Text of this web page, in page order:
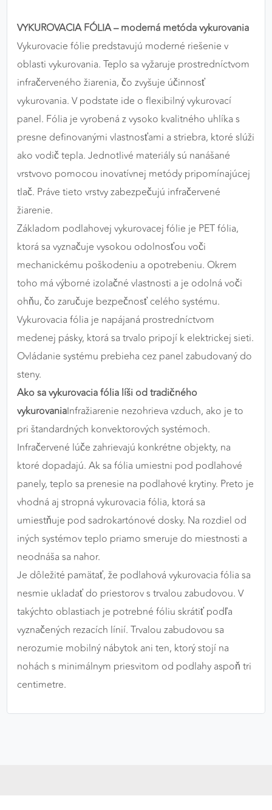
VYKUROVACIA FÓLIA – moderná metóda vykurovania
Vykurovacie fólie predstavujú moderné riešenie v
oblasti vykurovania. Teplo sa vyžaruje prostredníctvom
infračerveného žiarenia, čo zvyšuje účinnosť
vykurovania. V podstate ide o flexibilný vykurovací
panel. Fólia je vyrobená z vysoko kvalitného uhlíka s
presne definovanými vlastnosťami a striebra, ktoré slúži
ako vodič tepla. Jednotlivé materiály sú nanášané
vrstvovo pomocou inovatívnej metódy pripomínajúcej
tlač. Práve tieto vrstvy zabezpečujú infračervené
žiarenie.
Základom podlahovej vykurovacej fólie je PET fólia,
ktorá sa vyznačuje vysokou odolnosťou voči
mechanickému poškodeniu a opotrebeniu. Okrem
toho má výborné izolačné vlastnosti a je odolná voči
ohňu, čo zaručuje bezpečnosť celého systému.
Vykurovacia fólia je napájaná prostredníctvom
medenej pásky, ktorá sa trvalo pripojí k elektrickej sieti.
Ovládanie systému prebieha cez panel zabudovaný do
steny.
Ako sa vykurovacia fólia líši od tradičného
vykurovaniaInfražiarenie nezohrieva vzduch, ako je to
pri štandardných konvektorových systémoch.
Infračervené lúče zahrievajú konkrétne objekty, na
ktoré dopadajú. Ak sa fólia umiestni pod podlahové
panely, teplo sa prenesie na podlahové krytiny. Preto je
vhodná aj stropná vykurovacia fólia, ktorá sa
umiestňuje pod sadrokartónové dosky. Na rozdiel od
iných systémov teplo priamo smeruje do miestnosti a
neodnáša sa nahor.
Je dôležité pamätať, že podlahová vykurovacia fólia sa
nesmie ukladať do priestorov s trvalou zabudovou. V
takýchto oblastiach je potrebné fóliu skrátiť podľa
vyznačených rezacích línií. Trvalou zabudovou sa
nerozumie mobilný nábytok ani ten, ktorý stojí na
nohách s minimálnym priesvitom od podlahy aspoň tri
centimetre.
Google Analytics
Poskytovateľ: Google
MARKETINGOVÉ COOKIES
Marketingové cookies sa používajú na sledovanie
správania používateľov naprieč webovými
stránkami. Umožňujú nám a našim partnerom
zobrazovať cielenú a relevantnú reklamu, a to na
našom webe aj v reklamných sieťach tretích strán.
Poskytovateľ: Google